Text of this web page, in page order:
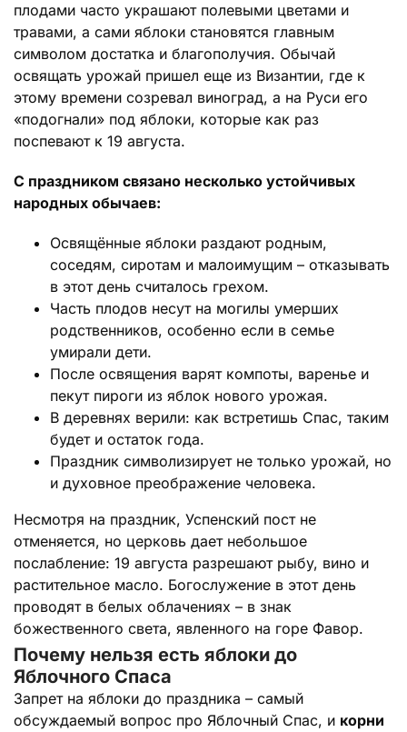
плодами часто украшают полевыми цветами и
травами, а сами яблоки становятся главным
символом достатка и благополучия. Обычай
освящать урожай пришел еще из Византии, где к
этому времени созревал виноград, а на Руси его
«подогнали» под яблоки, которые как раз
поспевают к 19 августа.
С праздником связано несколько устойчивых
народных обычаев:
Освящённые яблоки раздают родным,
соседям, сиротам и малоимущим – отказывать
в этот день считалось грехом.
Часть плодов несут на могилы умерших
родственников, особенно если в семье
умирали дети.
После освящения варят компоты, варенье и
пекут пироги из яблок нового урожая.
В деревнях верили: как встретишь Спас, таким
будет и остаток года.
Праздник символизирует не только урожай, но
и духовное преображение человека.
Несмотря на праздник, Успенский пост не
отменяется, но церковь дает небольшое
послабление: 19 августа разрешают рыбу, вино и
растительное масло. Богослужение в этот день
проводят в белых облачениях – в знак
божественного света, явленного на горе Фавор.
Почему нельзя есть яблоки до
Яблочного Спаса
Запрет на яблоки до праздника – самый
обсуждаемый вопрос про Яблочный Спас, и корни